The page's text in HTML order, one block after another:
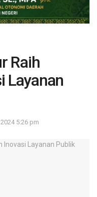
Raih
Layanan
5:26 pm